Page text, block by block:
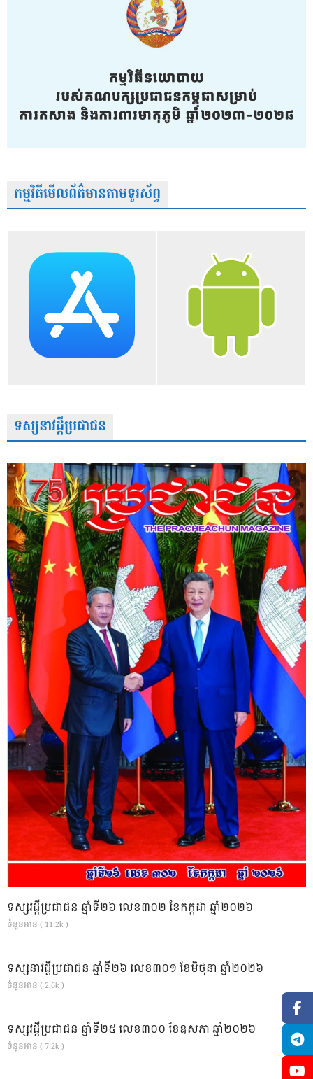
កម្មវិធីមើលព័ត៌មានតាមទូរស័ព្វ
ទស្សនាវដ្តីប្រជាជន
ទស្សវដ្តីប្រជាជន ឆ្នាំទី២៦ លេខ៣០២ ខែកក្កដា ឆ្នាំ២០២៦
ចំនួនអាន ( 11.2k )
ទស្សនាវដ្ដីប្រជាជន ឆ្នាំទី២៦ លេខ៣០១ ខែមិថុនា ឆ្នាំ២០២៦
ចំនួនអាន ( 2.6k )
ទស្សវដ្តីប្រជាជន ឆ្នាំទី២៥ លេខ៣០០ ខែឧសភា ឆ្នាំ២០២៦
ចំនួនអាន ( 7.2k )